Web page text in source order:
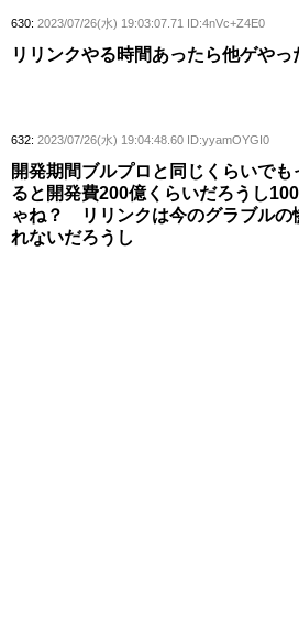
630: 2023/07/26(水) 19:03:07.71 ID:4nVc+Z4E0
リリンクやる時間あったら他ゲやっ
632: 2023/07/26(水) 19:04:48.60 ID:yyamOYGI0
開発期間ブルプロと同じくらいでも
ると開発費200億くらいだろうし
ゃね？ リリンクは今のグラブルの
れないだろうし